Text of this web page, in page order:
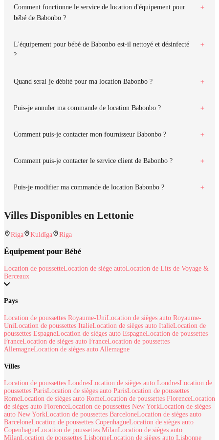
Comment fonctionne le service de location d'équipement pour
bébé de Babonbo ?
L'équipement pour bébé de Babonbo est-il nettoyé et désinfecté
?
Quand serai-je débité pour ma location Babonbo ?
Puis-je annuler ma commande de location Babonbo ?
Comment puis-je contacter mon fournisseur Babonbo ?
Comment puis-je contacter le service client de Babonbo ?
Puis-je modifier ma commande de location Babonbo ?
Villes Disponibles en Lettonie
Riga Kuldīga Riga
Équipement pour Bébé
Location de poussetteLocation de siège autoLocation de Lits de Voyage &
Berceaux
Pays
Location de poussettes Royaume-UniLocation de sièges auto Royaume-
UniLocation de poussettes ItalieLocation de sièges auto ItalieLocation de
poussettes EspagneLocation de sièges auto EspagneLocation de poussettes
FranceLocation de sièges auto FranceLocation de poussettes
AllemagneLocation de sièges auto Allemagne
Villes
Location de poussettes LondresLocation de sièges auto LondresLocation de
poussettes ParisLocation de sièges auto ParisLocation de poussettes
RomeLocation de sièges auto RomeLocation de poussettes FlorenceLocation
de sièges auto FlorenceLocation de poussettes New YorkLocation de sièges
auto New YorkLocation de poussettes BarceloneLocation de sièges auto
BarceloneLocation de poussettes CopenhagueLocation de sièges auto
CopenhagueLocation de poussettes MilanLocation de sièges auto
MilanLocation de poussettes LisbonneLocation de sièges auto Lisbonne